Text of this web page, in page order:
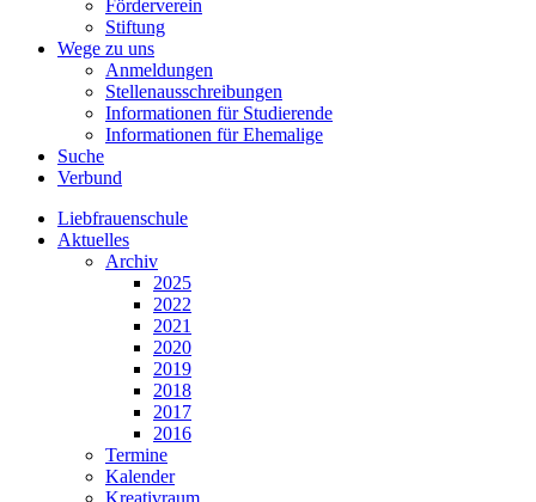
Förderverein
Stiftung
Wege zu uns
Anmeldungen
Stellenausschreibungen
Informationen für Studierende
Informationen für Ehemalige
Suche
Verbund
Liebfrauenschule
Aktuelles
Archiv
2025
2022
2021
2020
2019
2018
2017
2016
Termine
Kalender
Kreativraum